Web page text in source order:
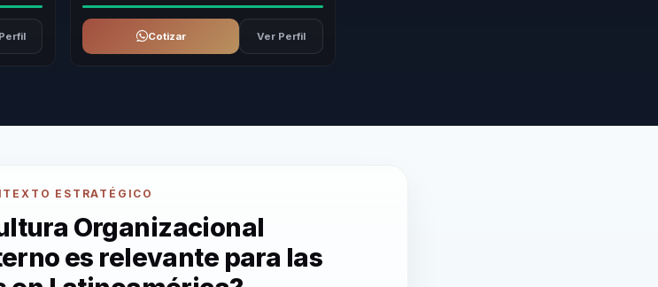
Cotizar Ver Perfil
ESTRATÉGICO
Organizacional
es relevante para las